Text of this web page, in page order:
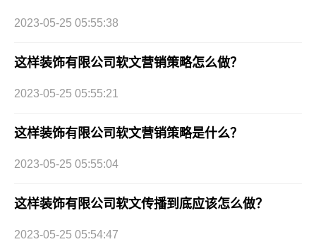
2023-05-25 05:55:38
这样装饰有限公司软文营销策略怎么做？
2023-05-25 05:55:21
这样装饰有限公司软文营销策略是什么？
2023-05-25 05:55:04
这样装饰有限公司软文传播到底应该怎么做？
2023-05-25 05:54:47